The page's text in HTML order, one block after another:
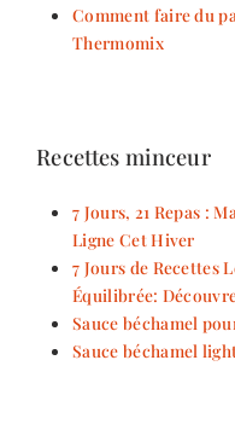
Comment faire du
Thermomix
Recettes minceur
7 Jours, 21 Repas :
Ligne Cet Hiver
7 Jours de Recettes
Équilibrée:
Sauce béchamel
Sauce béchamel